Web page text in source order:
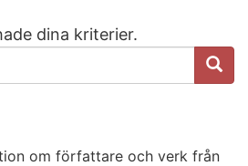
dina kriterier.
om författare och verk från